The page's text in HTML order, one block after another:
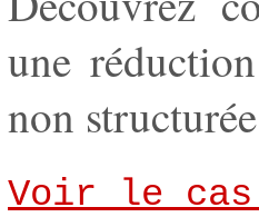
une
non
Voir le cas